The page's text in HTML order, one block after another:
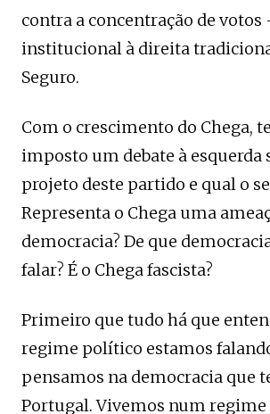
contra a concentração de votos
institucional à direita
Seguro.
Com o crescimento do Chega,
imposto um debate à esquerda
projeto deste partido e qual o
Representa o Chega uma
democracia? De que
falar? É o Chega fascista?
Primeiro que tudo há que
regime político estamos
pensamos na democracia que
Portugal. Vivemos num